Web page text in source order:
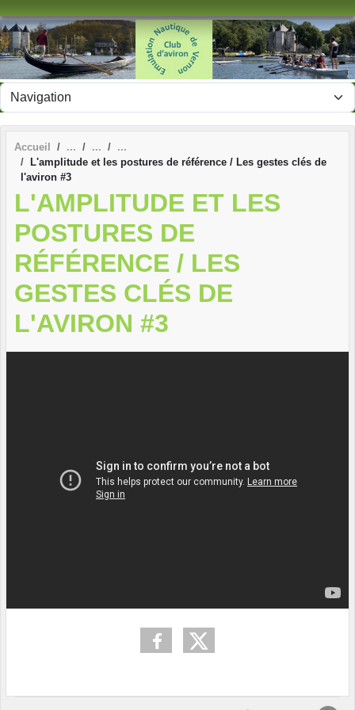
Accueil
L'amplitude et les postures de référence / Les gestes clés de
l'aviron #3
L'AMPLITUDE ET LES
POSTURES DE
RÉFÉRENCE / LES
GESTES CLÉS DE
L'AVIRON #3